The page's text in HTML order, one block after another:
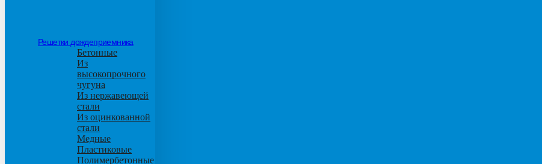
Решетки дождеприемника
Бетонные
Из
высокопрочного
чугуна
Из нержавеющей
стали
Из оцинкованной
стали
Медные
Пластиковые
Полимербетонные